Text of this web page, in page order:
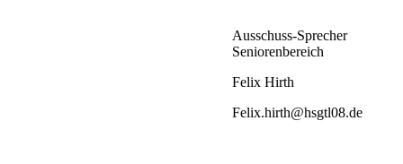
Ausschuss-Sprecher
Seniorenbereich
Felix Hirth
Felix.hirth@hsgtl08.de